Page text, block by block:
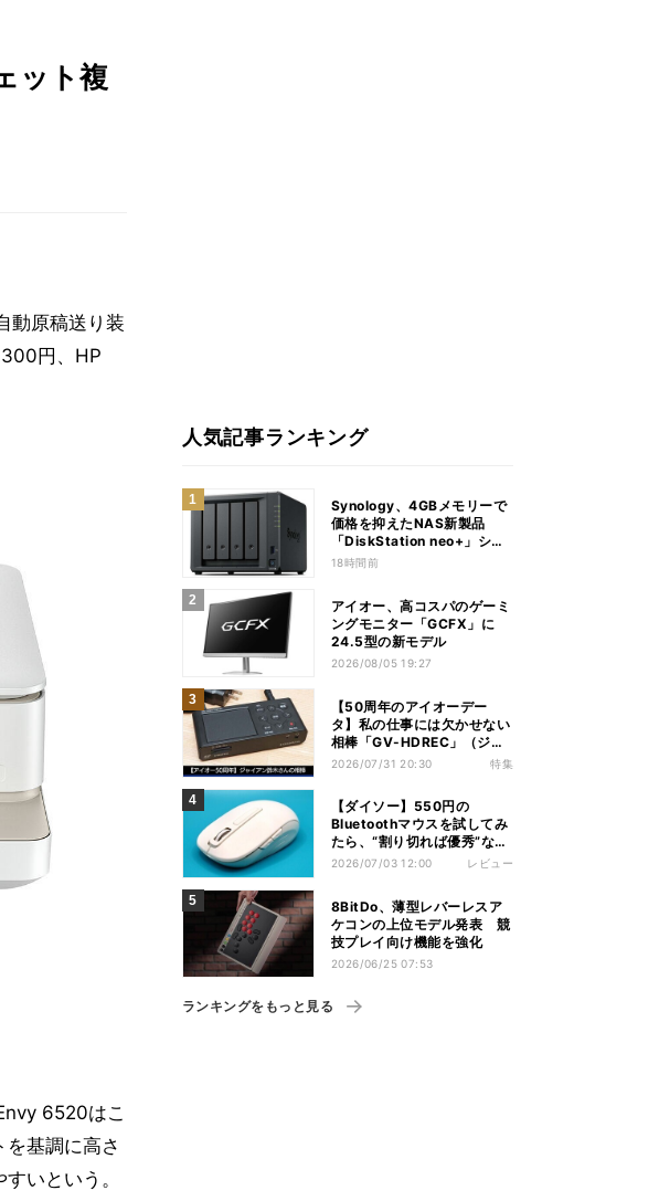
ット複
動原稿送り装
円、HP
6520はこ
基調に高さ
いという。
人気記事ランキング
Synology、4GBメモリーで
価格を抑えたNAS新製品
「DiskStation neo+」シリ
ーズ
18時間前
アイオー、高コスパのゲーミ
ングモニター「GCFX」に
24.5型の新モデル
2026/08/05 19:27
【50周年のアイオーデー
タ】私の仕事には欠かせない
相棒「GV-HDREC」（ジャ
イアン鈴木さん）
2026/07/31 20:30 特集
【ダイソー】550円の
Bluetoothマウスを試してみ
たら、“割り切れば優秀”な1
台だった
2026/07/03 12:00 レビュー
8BitDo、薄型レバーレスア
ケコンの上位モデル発表 競
技プレイ向け機能を強化
2026/06/25 07:53
ランキングをもっと見る